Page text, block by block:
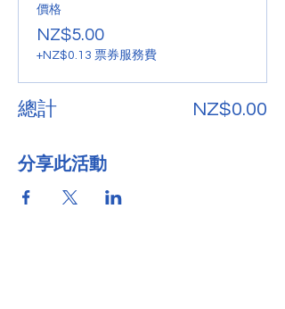
價格
NZ$5.00
+NZ$0.13 票券服務費
總計 NZ$0.00
分享此活動